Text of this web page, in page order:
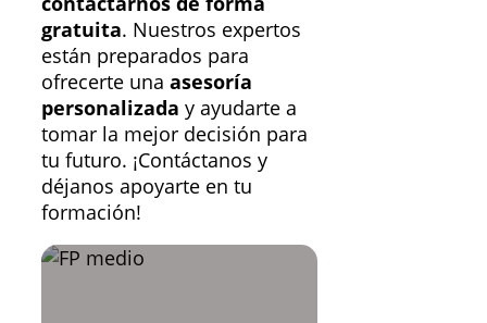
gratuita. Nuestros expertos
están preparados para
ofrecerte una asesoría
personalizada y ayudarte a
tomar la mejor decisión para
tu futuro. ¡Contáctanos y
déjanos apoyarte en tu
formación!